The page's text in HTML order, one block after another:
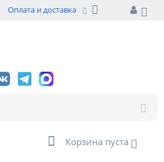
Оплата и доставка
Корзина пуста